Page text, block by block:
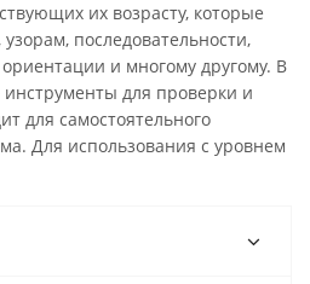
их возрасту, которые
последовательности,
и многому другому. В
инструменты для проверки и
для самостоятельного
Для использования с уровнем